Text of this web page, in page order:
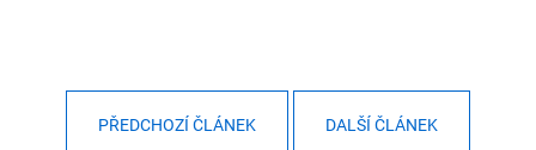
PŘEDCHOZÍ ČLÁNEK DALŠÍ ČLÁNEK